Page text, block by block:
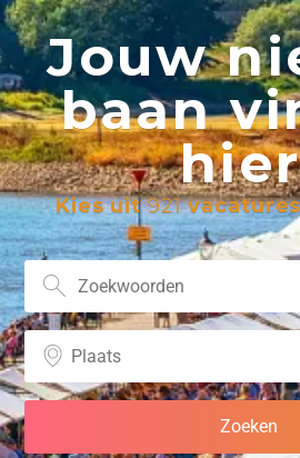
Jouw
baan
Kies uit921